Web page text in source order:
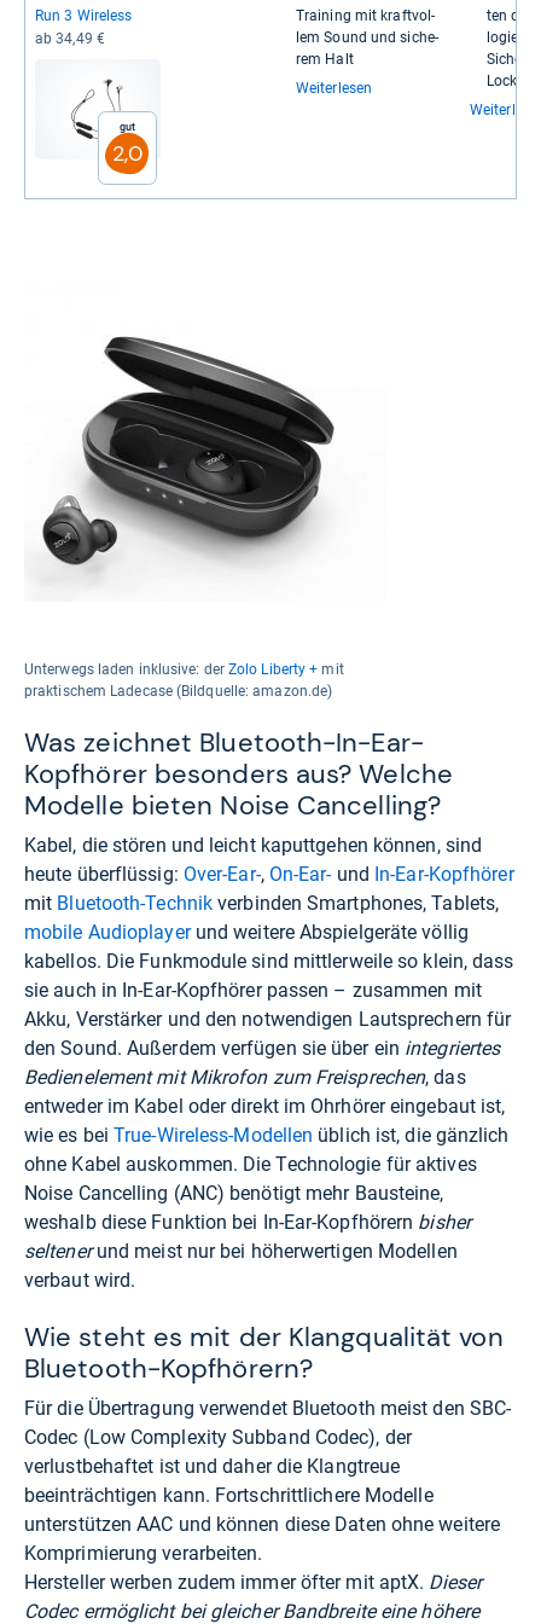
Run 3 Wire­less
ab 34,49 €
Gut
2,0
Trai­ning mit kraft­vol­
lem Sound und siche­
rem Halt
Weiterlesen
ten
lo­gie
Lock™-​​
Unterwegs laden inklusive: der Zolo Liberty + mit
praktischem Ladecase (Bildquelle: amazon.de)
Was zeichnet Bluetooth-In-Ear-
Kopfhörer besonders aus? Welche
Modelle bieten Noise Cancelling?
Kabel, die stören und leicht kaputtgehen können, sind
heute überflüssig: Over-Ear-, On-Ear-und In-Ear-Kopfhörer
mit Bluetooth-Technik verbinden Smartphones, Tablets,
mobile Audioplayerund weitere Abspielgeräte völlig
kabellos. Die Funkmodule sind mittlerweile so klein, dass
sie auch in In-Ear-Kopfhörer passen – zusammen mit
Akku, Verstärker und den notwendigen Lautsprechern für
den Sound. Außerdem verfügen sie über ein integriertes
Bedienelement mit Mikrofon zum Freisprechen, das
entweder im Kabel oder direkt im Ohrhörer eingebaut ist,
wie es beiTrue-Wireless-Modellen üblich ist, die gänzlich
ohne Kabel auskommen. Die Technologie für aktives
Noise Cancelling (ANC) benötigt mehr Bausteine,
weshalb diese Funktion bei In-Ear-Kopfhörern bisher
seltenerund meist nur bei höherwertigen Modellen
verbaut wird.
Wie steht es mit der Klangqualität von
Bluetooth-Kopfhörern?
Für die Übertragung verwendet Bluetooth meist den SBC-
Codec (Low Complexity Subband Codec), der
verlustbehaftet ist und daher die Klangtreue
beeinträchtigen kann. Fortschrittlichere Modelle
unterstützen AAC und können diese Daten ohne weitere
Komprimierung verarbeiten.
Hersteller werben zudem immer öfter mit aptX. Dieser
Codec ermöglicht bei gleicher Bandbreite eine höhere